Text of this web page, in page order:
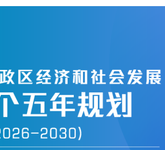
委员会举行会议（附图）
（附图）
约（附图）
快速连结